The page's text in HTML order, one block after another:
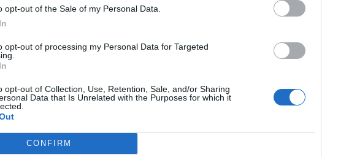
opt-out of the Sale of my Personal Data.
opt-out of processing my Personal Data for Targeted
opt-out of Collection, Use, Retention, Sale, and/or Sharing
Data that Is Unrelated with the Purposes for which it
CONFIRM